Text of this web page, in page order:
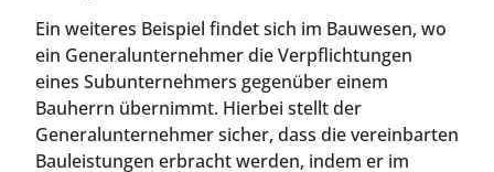
Ein weiteres Beispiel findet sich im Bauwesen, wo
ein Generalunternehmer die Verpflichtungen
eines Subunternehmers gegenüber einem
Bauherrn übernimmt. Hierbei stellt der
Generalunternehmer sicher, dass die vereinbarten
Bauleistungen erbracht werden, indem er im